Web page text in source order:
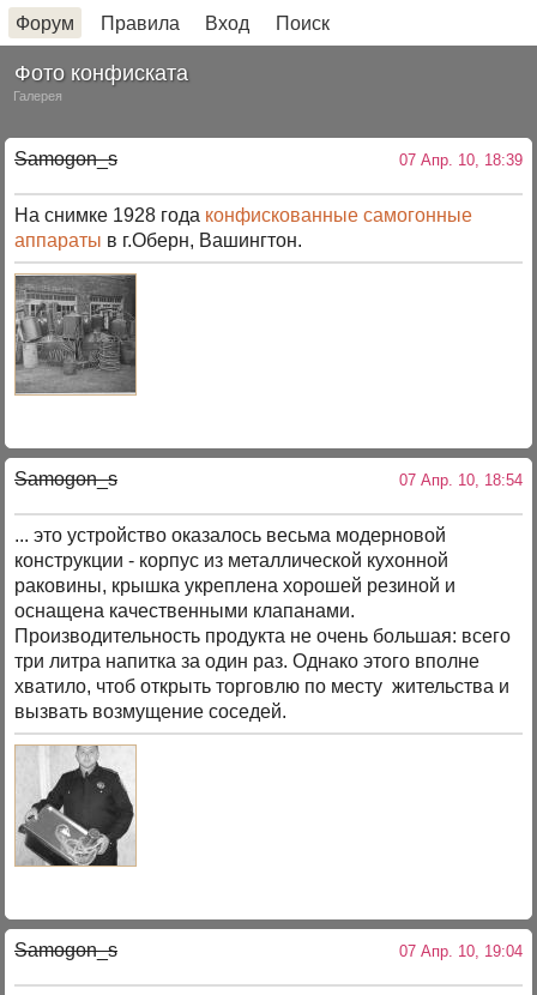
Форум Правила Вход Поиск
Фото конфиската
Галерея
Samogon_s 07 Апр. 10, 18:39
На снимке 1928 года конфискованные самогонные
аппараты в г.Оберн, Вашингтон.
Samogon_s 07 Апр. 10, 18:54
... это устройство оказалось весьма модерновой
конструкции - корпус из металлической кухонной
раковины, крышка укреплена хорошей резиной и
оснащена качественными клапанами.
Производительность продукта не очень большая: всего
три литра напитка за один раз. Однако этого вполне
хватило, чтоб открыть торговлю по месту жительства и
вызвать возмущение соседей.
Samogon_s 07 Апр. 10, 19:04